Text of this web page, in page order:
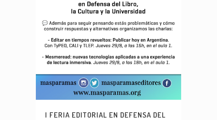
I FERIA EDITORIAL EN DEFENSA DEL